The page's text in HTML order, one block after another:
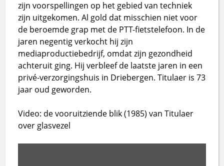
zijn voorspellingen op het gebied van techniek
zijn uitgekomen. Al gold dat misschien niet voor
de beroemde grap met de PTT-fietstelefoon. In de
jaren negentig verkocht hij zijn
mediaproductiebedrijf, omdat zijn gezondheid
achteruit ging. Hij verbleef de laatste jaren in een
privé-verzorgingshuis in Driebergen. Titulaer is 73
jaar oud geworden.
Video: de vooruitziende blik (1985) van Titulaer
over glasvezel